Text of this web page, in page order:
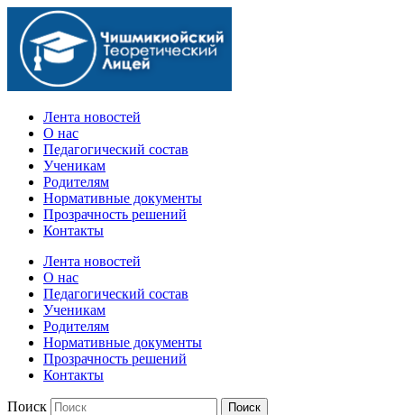
Официальный сайт учебного заведения
Лента новостей
О нас
Педагогический состав
Ученикам
Родителям
Нормативные документы
Прозрачность решений
Контакты
Лента новостей
О нас
Педагогический состав
Ученикам
Родителям
Нормативные документы
Прозрачность решений
Контакты
Поиск Поиск